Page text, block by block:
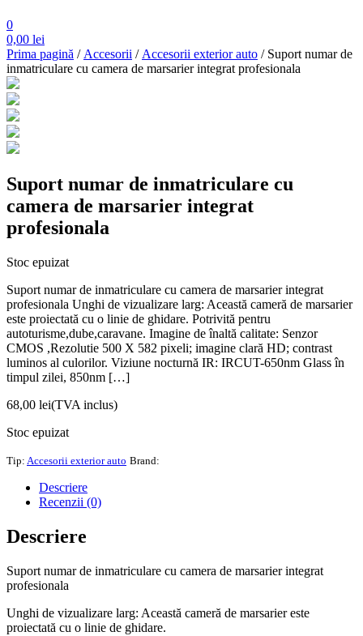
0
0,00 lei
Prima pagină /Accesorii /Accesorii exterior auto / Suport numar de
inmatriculare cu camera de marsarier integrat profesionala
Suport numar de inmatriculare cu
camera de marsarier integrat
profesionala
Stoc epuizat
Suport numar de inmatriculare cu camera de marsarier integrat
profesionala Unghi de vizualizare larg: Această cameră de marsarier
este proiectată cu o linie de ghidare. Potrivită pentru
autoturisme,dube,caravane. Imagine de înaltă calitate: Senzor
CMOS ,Rezolutie 500 X 582 pixeli; imagine clară HD; contrast
luminos al culorilor. Viziune nocturnă IR: IRCUT-650nm Glass în
timpul zilei, 850nm […]
68,00 lei(TVA inclus)
Stoc epuizat
Tip: Accesorii exterior auto Brand:
Descriere
Recenzii (0)
Descriere
Suport numar de inmatriculare cu camera de marsarier integrat
profesionala
Unghi de vizualizare larg: Această cameră de marsarier este
proiectată cu o linie de ghidare.